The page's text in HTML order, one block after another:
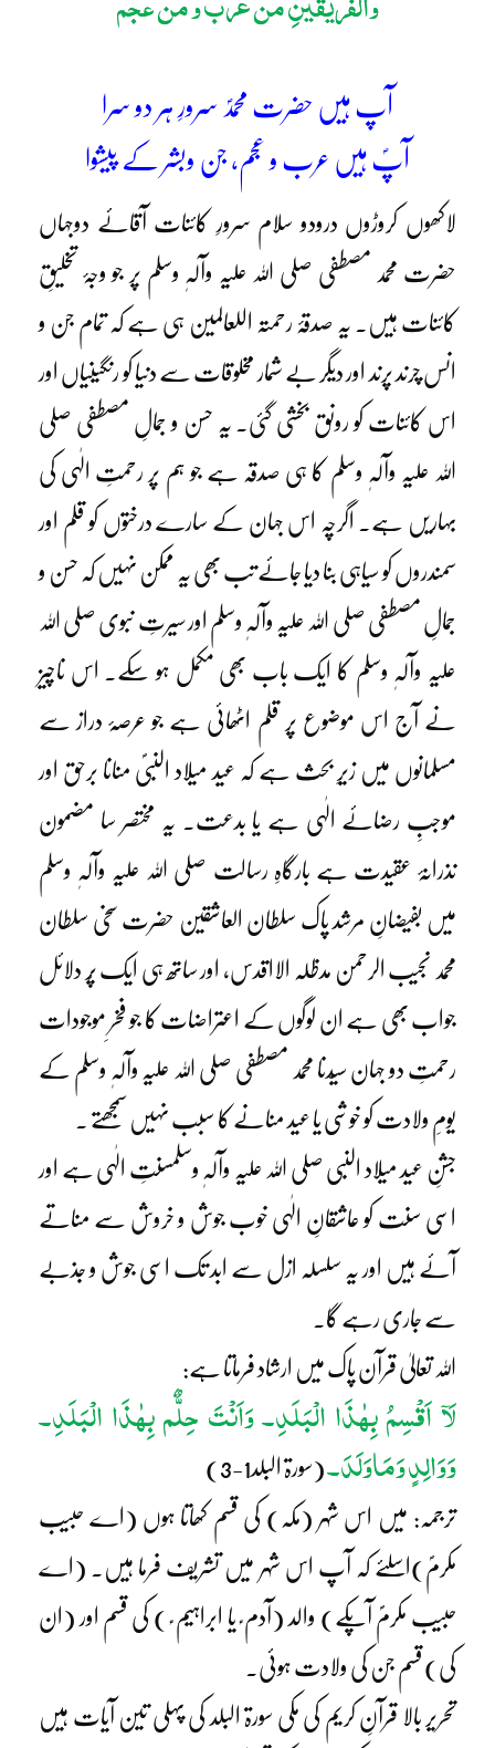
آپ ہیں حضرت محمدؐ سرورِ ہر دو سرا
آپؐ ہیں عرب و عجم، جن وبشر کے پیشوا
لاکھوں کروڑوں درودو سلام سرورِ کائنات آقائے دوجہاں
حضرت محمد مصطفی صلی اللہ علیہ وآلہٖ وسلم پر جو وجۂ تخلیقِ
کائنات ہیں۔ یہ صدقۂ رحمتہ اللعالمین ہی ہے کہ تمام جن و
انس چرند پرند اور دیگر بے شمار مخلوقات سے دنیا کو رنگینیاں اور
اس کائنات کو رونق بخشی گئی۔ یہ حسن و جمالِ مصطفی صلی
اللہ علیہ وآلہٖ وسلم کا ہی صدقہ ہے جو ہم پر رحمتِ الٰہی کی
بہاریں ہے۔ اگرچہ اس جہان کے سارے درختوں کو قلم اور
سمندروں کو سیاہی بنا دیا جائے تب بھی یہ ممکن نہیں کہ حسن و
جمالِ مصطفی صلی اللہ علیہ وآلہٖ وسلم اور سیرتِ نبوی صلی اللہ
علیہ وآلہٖ وسلم کا ایک باب بھی مکمل ہو سکے۔ اس ناچیز
نے آج اس موضوع پر قلم اٹھائی ہے جو عرصۂ دراز سے
مسلمانوں میں زیرِ بحث ہے کہ عید میلاد النبیؐ منانا برحق اور
موجبِ رضائے الٰہی ہے یا بدعت۔ یہ مختصر سا مضمون
نذرانۂ عقیدت ہے بارگاہِ رسالت صلی اللہ علیہ وآلہٖ وسلم
میں بفیضانِ مرشد پاک سلطان العاشقین حضرت سخی سلطان
محمد نجیب الرحمن مدظلہ الااقدس، اور ساتھ ہی ایک پُر دلائل
جواب بھی ہے ان لوگوں کے اعتراضات کا جو فخرِ موجودات
رحمتِ دو جہان سیّدنا محمد مصطفی صلی اللہ علیہ وآلہٖ وسلم کے
یومِ ولادت کو خوشی یا عید منانے کا سبب نہیں سمجھتے ۔
جشنِ عید میلاد النبی صلی اللہ علیہ وآلہٖ وسلمسنتِ الٰہی ہے اور
اسی سنت کو عاشقانِ الٰہی خوب جوش و خروش سے مناتے
آئے ہیں اور یہ سلسلہ ازل سے ابد تک اسی جوش و جذبے
سے جاری رہے گا۔
اللہ تعالیٰ قرآن پاک میں ارشاد فرماتا ہے:
لَآ اَقْسِمُ بِھٰذَا الْبَلَدِ۔ وَاَنْتَ حِلٌّم بِھٰذَا الْبَلَدِ۔
وَوَالِدٍ وَمَاوَلَدَ۔(سورۃ البلد1-3)
ترجمہ: میں اس شہر (مکہ) کی قسم کھاتا ہوں (اے حبیب
مکرمؐ)اسلئے کہ آپ اس شہر میں تشریف فرما ہیں۔ (اے
حبیب مکرمؐ آپکے) والد (آدم ؑ یا ابراہیم ؑ ) کی قسم اور (ان
کی) قسم جن کی ولادت ہوئی۔
تحریر بالا قرآنِ کریم کی مکی سورۃ البلد کی پہلی تین آیات ہیں